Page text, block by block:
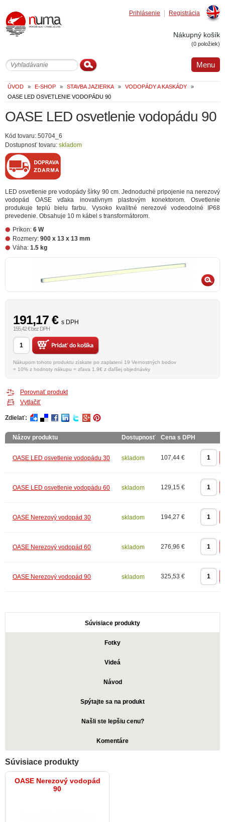
Registrácia
Prihlásenie
Nákupný košík
(0 položiek)
Menu
ÚVOD » E-SHOP » STAVBA JAZIERKA » VODOPÁDY A KASKÁDY
»
OASE LED OSVETLENIE VODOPÁDU 90
OASE LED osvetlenie vodopádu 90
Kód tovaru: 50704_6
Dostupnosť tovaru: skladom
LED osvetlenie pre vodopády šírky 90 cm. Jednoduché pripojenie na nerezový
vodopád OASE vďaka inovatívnym plastovým konektorom. Osvetlenie
produkuje teplú bielu farbu. Vysoko kvalitné nerezové vodeodolné IP68
prevedenie. Obsahuje 10 m kábel s transformátorom.
Príkon: 6 W
Rozmery: 900 x 13 x 13 mm
Váha: 1.5 kg
191,17 € s DPH
155,42 € bez DPH
Nákupom tohoto produktu získate po zaplatení 19 Vernostných bodov
= 10% z hodnoty nákupu = zľava 1.9€ z ďaľšej objednávky
Porovnať produkt
Vytlačiť
Zdielať:
Názov produktu Dostupnosť Cena s DPH
OASE LED osvetlenie vodopádu 30 skladom 107,44 €
OASE LED osvetlenie vodopádu 60 skladom 129,15 €
OASE Nerezový vodopád 30 skladom 194,27 €
OASE Nerezový vodopád 60 skladom 276,96 €
OASE Nerezový vodopád 90 skladom 325,53 €
Súvisiace produkty
Fotky
Videá
Návod
Spýtajte sa na produkt
Našli ste lepšiu cenu?
Komentáre
Súvisiace produkty
OASE Nerezový vodopád
90